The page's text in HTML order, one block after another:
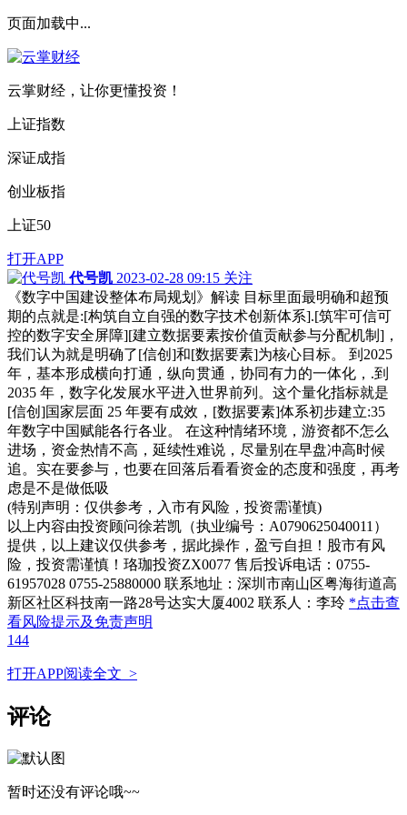
页面加载中...
云掌财经，让你更懂投资！
上证指数
深证成指
创业板指
上证50
打开APP
代号凯 2023-02-28 09:15 关注
《数字中国建设整体布局规划》解读 目标里面最明确和超预
期的点就是:[构筑自立自强的数字技术创新体系].[筑牢可信可
控的数字安全屏障][建立数据要素按价值贡献参与分配机制]，
我们认为就是明确了[信创]和[数据要素]为核心目标。 到2025
年，基本形成横向打通，纵向贯通，协同有力的一体化，.到
2035 年，数字化发展水平进入世界前列。这个量化指标就是
[信创]国家层面 25 年要有成效，[数据要素]体系初步建立:35
年数字中国赋能各行各业。 在这种情绪环境，游资都不怎么
进场，资金热情不高，延续性难说，尽量别在早盘冲高时候
追。实在要参与，也要在回落后看看资金的态度和强度，再考
虑是不是做低吸
(特别声明：仅供参考，入市有风险，投资需谨慎)
以上内容由投资顾问徐若凯（执业编号：A0790625040011）
提供，以上建议仅供参考，据此操作，盈亏自担！股市有风
险，投资需谨慎！珞珈投资ZX0077 售后投诉电话：0755-
61957028 0755-25880000 联系地址：深圳市南山区粤海街道高
新区社区科技南一路28号达实大厦4002 联系人：李玲 *点击查
看风险提示及免责声明
144
打开APP阅读全文 >
评论
暂时还没有评论哦~~